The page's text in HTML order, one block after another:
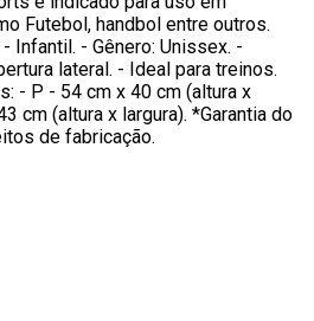
Futebol, handbol entre outros.
Infantil. - Gênero: Unissex. -
lateral. - Ideal para treinos.
- P - 54 cm x 40 cm (altura x
cm (altura x largura). *Garantia do
de fabricação.